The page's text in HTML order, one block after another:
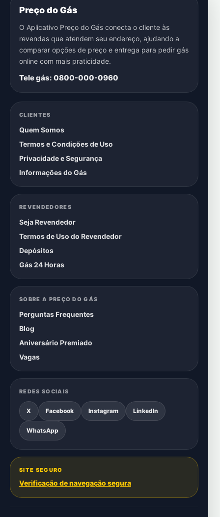
Preço do Gás
O Aplicativo Preço do Gás conecta o cliente às
revendas que atendem seu endereço, ajudando a
comparar opções de preço e entrega para pedir gás
online com mais praticidade.
Tele gás: 0800-000-0960
CLIENTES
Quem Somos
Termos e Condições de Uso
Privacidade e Segurança
Informações do Gás
REVENDEDORES
Seja Revendedor
Termos de Uso do Revendedor
Depósitos
Gás 24 Horas
SOBRE A PREÇO DO GÁS
Perguntas Frequentes
Blog
Aniversário Premiado
Vagas
REDES SOCIAIS
X Facebook Instagram LinkedIn
WhatsApp
SITE SEGURO
Verificação de navegação segura